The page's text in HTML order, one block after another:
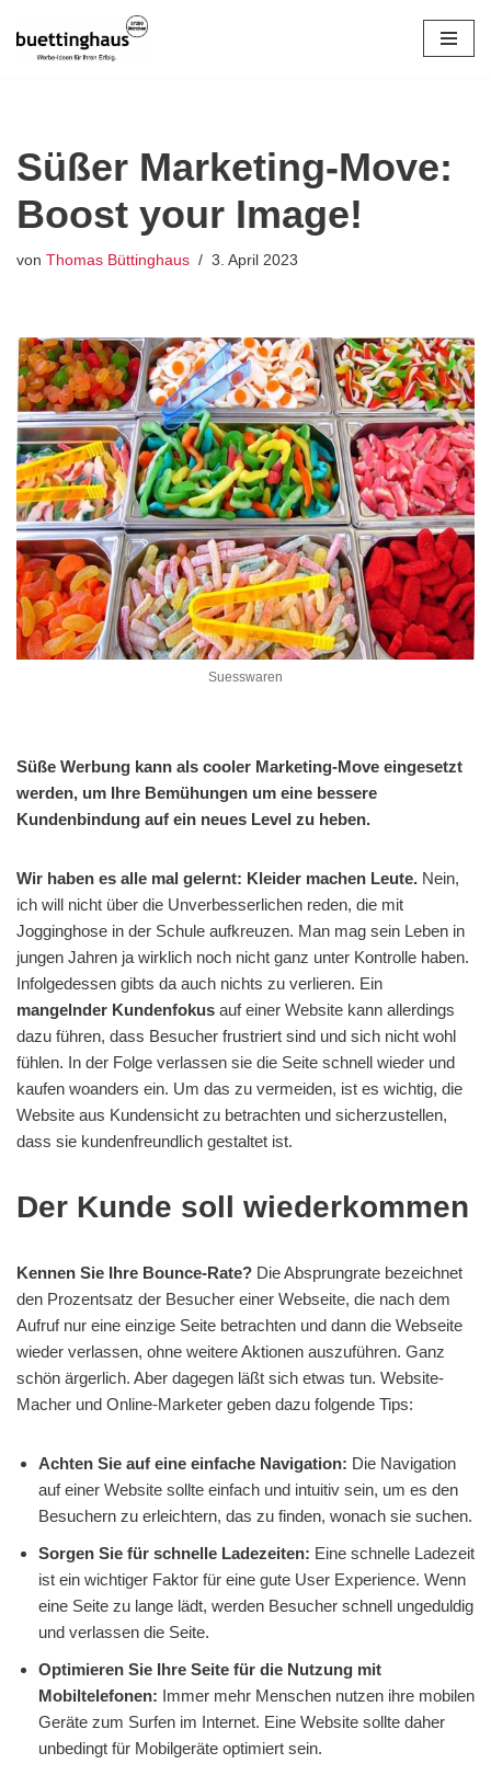
Zum
Süßer Marketing-Move:
Boost your Image!
von Thomas Büttinghaus 3. April 2023
Suesswaren
Süße Werbung kann als cooler Marketing-Move eingesetzt
werden, um Ihre Bemühungen um eine bessere
Kundenbindung auf ein neues Level zu heben.
Wir haben es alle mal gelernt: Kleider machen Leute. Nein,
ich will nicht über die Unverbesserlichen reden, die mit
Jogginghose in der Schule aufkreuzen. Man mag sein Leben in
jungen Jahren ja wirklich noch nicht ganz unter Kontrolle haben.
Infolgedessen gibts da auch nichts zu verlieren. Ein
mangelnder Kundenfokus auf einer Website kann allerdings
dazu führen, dass Besucher frustriert sind und sich nicht wohl
fühlen. In der Folge verlassen sie die Seite schnell wieder und
kaufen woanders ein. Um das zu vermeiden, ist es wichtig, die
Website aus Kundensicht zu betrachten und sicherzustellen,
dass sie kundenfreundlich gestaltet ist.
Der Kunde soll wiederkommen
Kennen Sie Ihre Bounce-Rate? Die Absprungrate bezeichnet
den Prozentsatz der Besucher einer Webseite, die nach dem
Aufruf nur eine einzige Seite betrachten und dann die Webseite
wieder verlassen, ohne weitere Aktionen auszuführen. Ganz
schön ärgerlich. Aber dagegen läßt sich etwas tun. Website-
Macher und Online-Marketer geben dazu folgende Tips:
Achten Sie auf eine einfache Navigation: Die Navigation
auf einer Website sollte einfach und intuitiv sein, um es den
Besuchern zu erleichtern, das zu finden, wonach sie suchen.
Sorgen Sie für schnelle Ladezeiten: Eine schnelle Ladezeit
ist ein wichtiger Faktor für eine gute User Experience. Wenn
eine Seite zu lange lädt, werden Besucher schnell ungeduldig
und verlassen die Seite.
Optimieren Sie Ihre Seite für die Nutzung mit
Mobiltelefonen: Immer mehr Menschen nutzen ihre mobilen
Geräte zum Surfen im Internet. Eine Website sollte daher
unbedingt für Mobilgeräte optimiert sein.